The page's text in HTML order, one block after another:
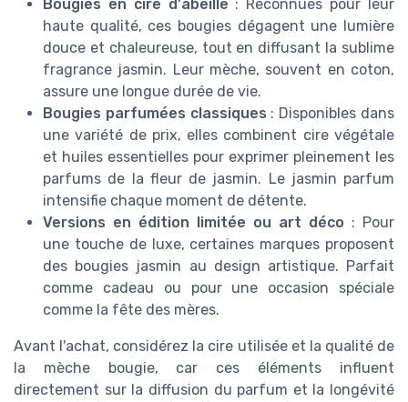
Bougies en cire d'abeille : Reconnues pour leur
haute qualité, ces bougies dégagent une lumière
douce et chaleureuse, tout en diffusant la sublime
fragrance jasmin. Leur mèche, souvent en coton,
assure une longue durée de vie.
Bougies parfumées classiques : Disponibles dans
une variété de prix, elles combinent cire végétale
et huiles essentielles pour exprimer pleinement les
parfums de la fleur de jasmin. Le jasmin parfum
intensifie chaque moment de détente.
Versions en édition limitée ou art déco : Pour
une touche de luxe, certaines marques proposent
des bougies jasmin au design artistique. Parfait
comme cadeau ou pour une occasion spéciale
comme la fête des mères.
Avant l'achat, considérez la cire utilisée et la qualité de
la mèche bougie, car ces éléments influent
directement sur la diffusion du parfum et la longévité